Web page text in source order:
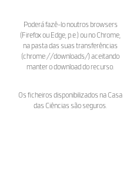
Poderá fazê-lo noutros browsers
(Firefox ou Edge, p.e.) ou no Chrome,
na pasta das suas transferências
(chrome://downloads/) aceitando
manter o download do recurso.
Os ficheiros disponibilizados na Casa
das Ciências são seguros.